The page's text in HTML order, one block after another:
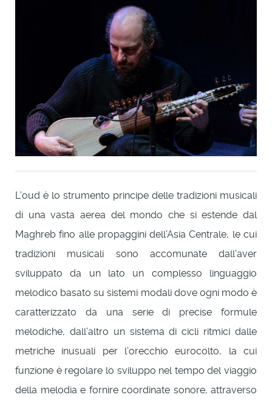
L’oud è lo strumento principe delle tradizioni musicali
di una vasta aerea del mondo che si estende dal
Maghreb fino alle propaggini dell’Asia Centrale, le cui
tradizioni musicali sono accomunate dall’aver
sviluppato da un lato un complesso linguaggio
melodico basato su sistemi modali dove ogni modo è
caratterizzato da una serie di precise formule
melodiche, dall’altro un sistema di cicli ritmici dalle
metriche inusuali per l’orecchio eurocolto, la cui
funzione è regolare lo sviluppo nel tempo del viaggio
della melodia e fornire coordinate sonore, attraverso